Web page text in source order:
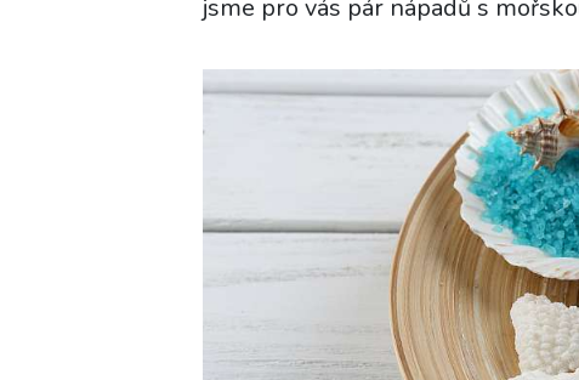
jsme pro vás pár nápadů s